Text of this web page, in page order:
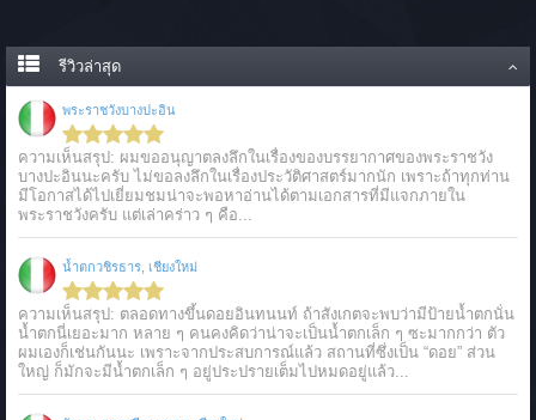
รีวิวล่าสุด
พระราชวังบางปะอิน
ความเห็นสรุป: ผมขออนุญาตลงลึกในเรื่องของบรรยากาศของพระราชวัง
บางปะอินนะครับ ไม่ขอลงลึกในเรื่องประวัติศาสตร์มากนัก เพราะถ้าทุกท่าน
มีโอกาสได้ไปเยี่ยมชมน่าจะพอหาอ่านได้ตามเอกสารที่มีแจกภายใน
พระราชวังครับ แต่เล่าคร่าว ๆ คือ...
น้ำตกวชิรธาร, เชียงใหม่
ความเห็นสรุป: ตลอดทางขึ้นดอยอินทนนท์ ถ้าสังเกตจะพบว่ามีป้ายน้ำตกนั่น
น้ำตกนี่เยอะมาก หลาย ๆ คนคงคิดว่าน่าจะเป็นน้ำตกเล็ก ๆ ซะมากกว่า ตัว
ผมเองก็เช่นกันนะ เพราะจากประสบการณ์แล้ว สถานที่ซึ่งเป็น “ดอย” ส่วน
ใหญ่ ก็มักจะมีน้ำตกเล็ก ๆ อยู่ประปรายเต็มไปหมดอยู่แล้ว...